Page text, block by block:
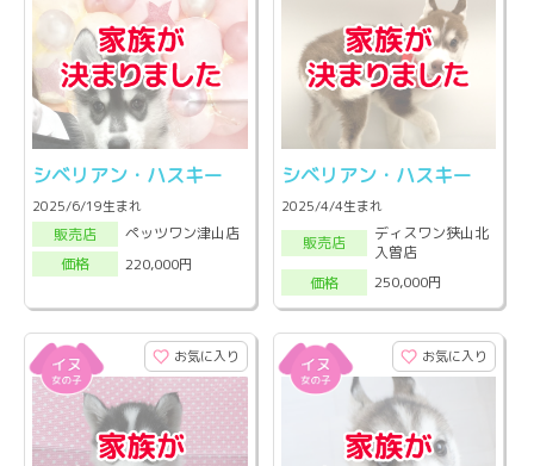
シベリアン・ハスキー
2025/6/19生まれ
販売店
ペッツワン津山店
価格
220,000円
シベリアン・ハスキー
2025/4/4生まれ
販売店
ディスワン狭山北
入曽店
価格
250,000円
お気に入り お気に入り